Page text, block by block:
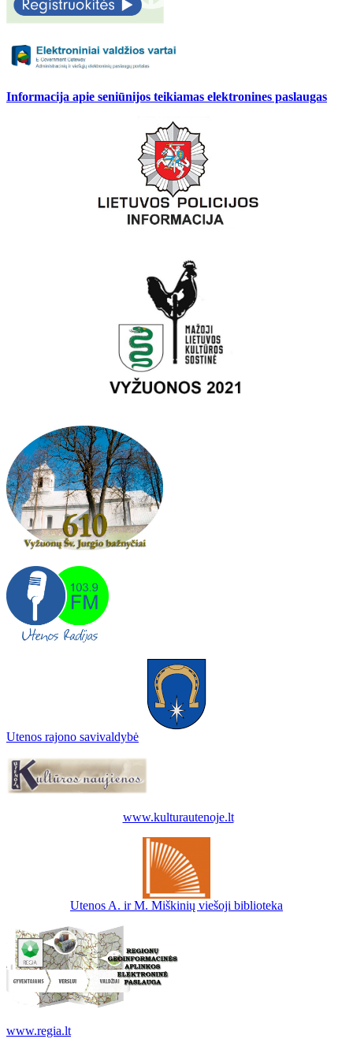
Informacija apie seniūnijos teikiamas elektronines paslaugas
Utenos rajono savivaldybė
www.kulturautenoje.lt
Utenos A. ir M. Miškinių viešoji biblioteka
www.regia.lt